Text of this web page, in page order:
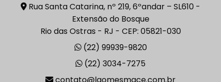
Rua Santa Catarina, nº 219, 6ºandar – SL610 -
Extensão do Bosque
Rio das Ostras - RJ - CEP: 05821-030
(22) 99939-9820
(22) 3034-7275
contato@lgomesmace.com.br